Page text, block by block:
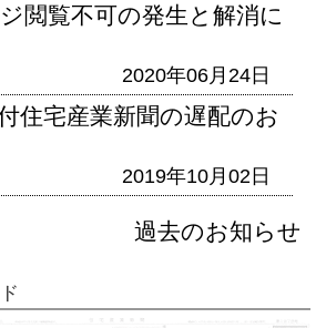
閲覧不可の発生と解消に
2020年06月24日
住宅産業新聞の遅配のお
2019年10月02日
過去のお知らせ